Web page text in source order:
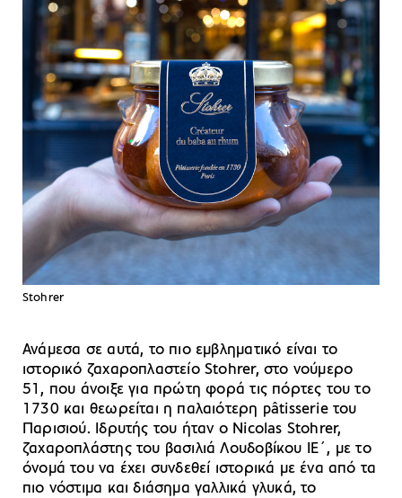
Stohrer
Ανάμεσα σε αυτά, το πιο εμβληματικό είναι το
ιστορικό ζαχαροπλαστείο Stohrer, στο νούμερο
51, που άνοιξε για πρώτη φορά τις πόρτες του το
1730 και θεωρείται η παλαιότερη pâtisserie του
Παρισιού. Ιδρυτής του ήταν ο Nicolas Stohrer,
ζαχαροπλάστης του βασιλιά Λουδοβίκου ΙΕ΄, με το
όνομά του να έχει συνδεθεί ιστορικά με ένα από τα
πιο νόστιμα και διάσημα γαλλικά γλυκά, το